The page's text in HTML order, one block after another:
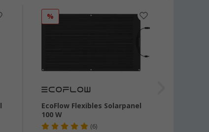
%
EcoFlow Flexibles Solarpanel
100 W
(6)